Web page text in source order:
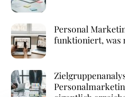
Personal
funktioniert, was